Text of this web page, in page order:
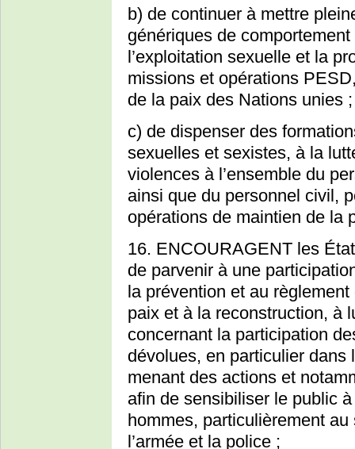
b) de continuer à mettre
génériques de comportement
l’exploitation sexuelle et la
missions et opérations
de la paix des Nations unies ;
c) de dispenser des
sexuelles et sexistes, à la
violences à l’ensemble du
ainsi que du personnel civil,
opérations de maintien de la
16. ENCOURAGENT les
de parvenir à une
la prévention et au
paix et à la reconstruction, à
concernant la participation
dévolues, en particulier
menant des actions et
afin de sensibiliser le public
hommes, particulièrement
l’armée et la police ;